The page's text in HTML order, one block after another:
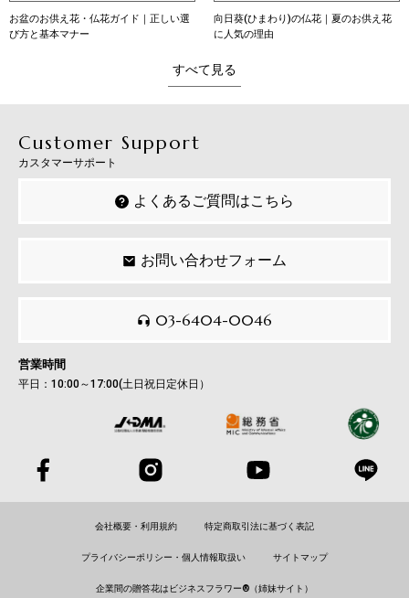
向日葵(ひまわり)の仏花｜夏のお供え花
に人気の理由
向日葵（ひまわり）の花言葉｜本数別の
意味・育て方・贈り方
すべて見る
Customer Support
カスタマーサポート
よくあるご質問はこちら
お問い合わせフォーム
03-6404-0046
営業時間
平日：10:00～17:00(土日祝日定休日）
会社概要・利用規約 特定商取引法に基づく表記
プライバシーポリシー・個人情報取扱い サイトマップ
企業間の贈答花はビジネスフラワー®（姉妹サイト）